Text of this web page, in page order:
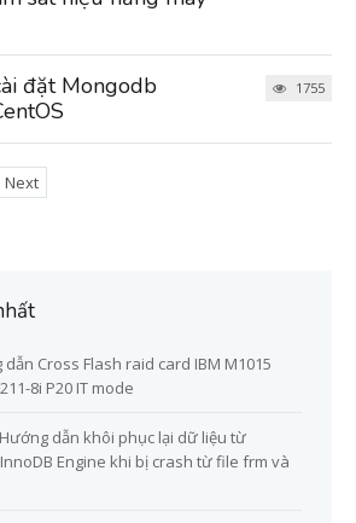
đặt Mongodb
1755
Next
dẫn Cross Flash raid card IBM M1015
8i P20 IT mode
Hướng dẫn khôi phục lại dữ liệu từ
Engine khi bị crash từ file frm và